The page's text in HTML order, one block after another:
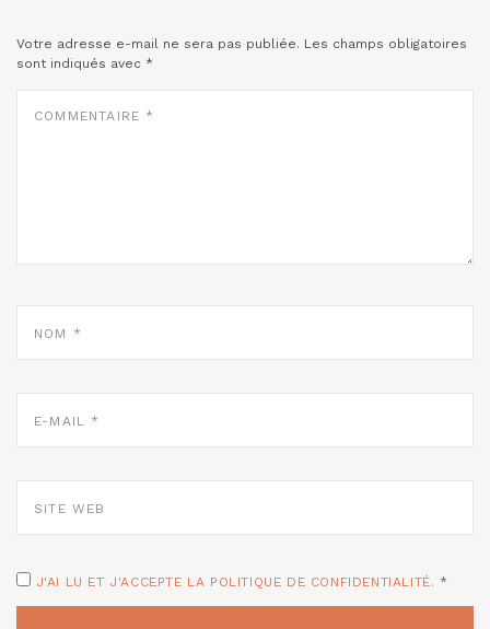
Votre adresse e-mail ne sera pas publiée. Les champs obligatoires
sont indiqués avec *
MAIL
WEB
J'AI LU ET J'ACCEPTE LA POLITIQUE DE CONFIDENTIALITÉ. *